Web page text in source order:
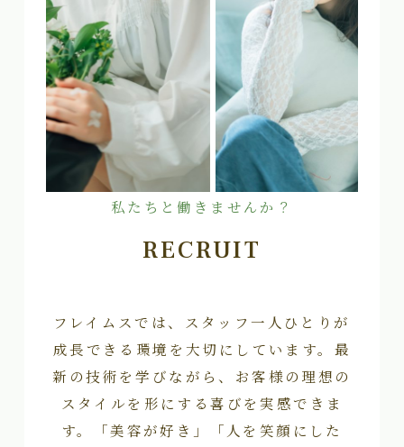
私たちと働きませんか？
RECRUIT
フレイムスでは、スタッフ一人ひとりが
成長できる環境を大切にしています。最
新の技術を学びながら、お客様の理想の
スタイルを形にする喜びを実感できま
す。「美容が好き」「人を笑顔にした